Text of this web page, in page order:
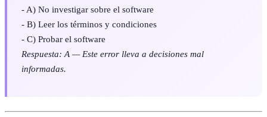
- A) No investigar sobre el software
- B) Leer los términos y condiciones
- C) Probar el software
Respuesta: A — Este error lleva a decisiones mal
informadas.